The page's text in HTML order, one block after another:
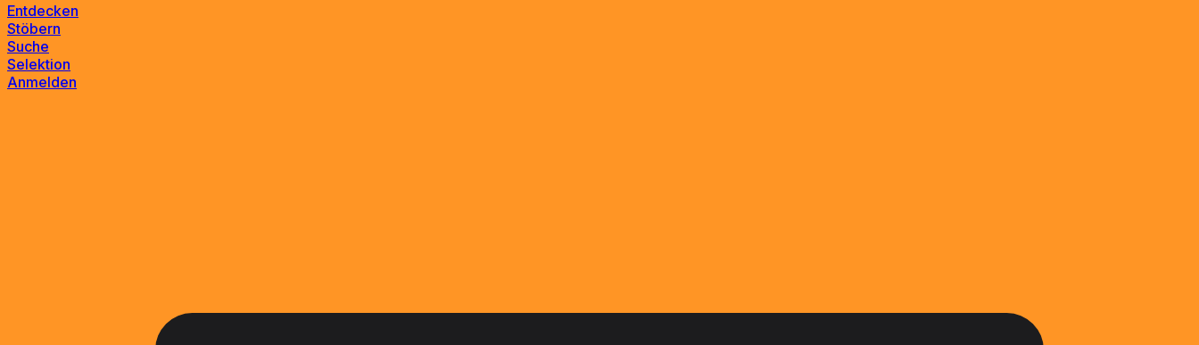
Entdecken
Stöbern
Suche
Selektion
Anmelden